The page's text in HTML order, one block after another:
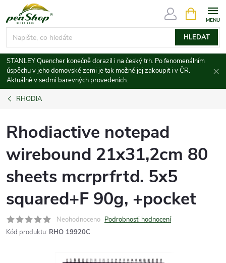
na
obsah
HLEDAT
NÁKUPNÍ
KOŠÍK
STANLEY Quencher konečně dorazil i na český trh. Po fenomenálním
úspěchu v jeho domovské zemi je tak možné jej zakoupit i v ČR.
Aktuálně v sedmi barevných provedeních.
RHODIA
Rhodiactive notepad
wirebound 21x31,2cm 80
sheets mcrprfrtd. 5x5
squared+F 90g, +pocket
Neohodnoceno Podrobnosti hodnocení
Kód produktu: RHO 19920C